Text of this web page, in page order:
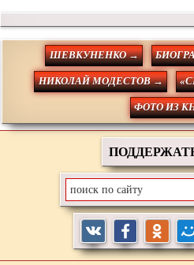
ШЕВКУНЕНКО →
НИКОЛАЙ МОДЕСТОВ →
ФОТО ИЗ